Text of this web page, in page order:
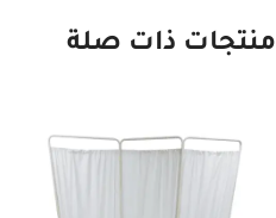
منتجات ذات صلة